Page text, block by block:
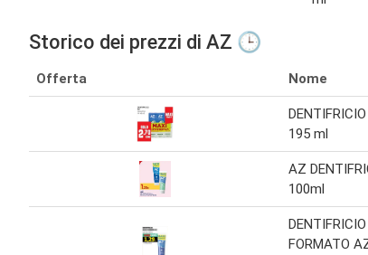
Storico dei prezzi di AZ 🕒
Offerta Nome
195 ml
AZ
100ml
FORMATO